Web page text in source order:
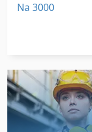
Na 3000
Off-Road
Висина На
Внатрешна